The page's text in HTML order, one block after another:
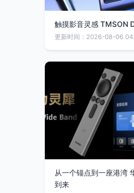
触摸影音灵感 TMSON
更新时间：2026-08-06
从一个锚点到一座港湾
到来